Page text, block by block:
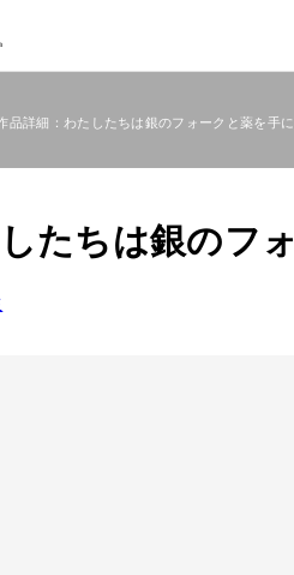
品詳細：わたしたちは銀のフォークと薬を手
たちは銀のフ